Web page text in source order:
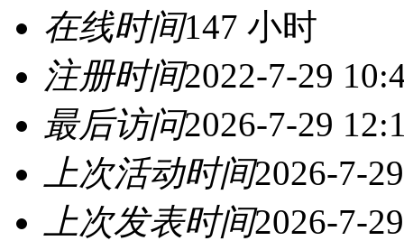
在线时间147 小时
注册时间2022-7-29
最后访问2026-7-29
上次活动时间2026-7-
上次发表时间2026-7-